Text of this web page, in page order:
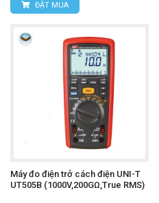
ĐẶT MUA
Máy đo điện trở cách điện UNI-T
UT505B (1000V,200GΩ,True RMS)